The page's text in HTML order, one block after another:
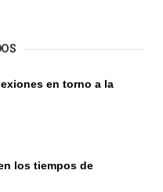
en torno a la
los tiempos de